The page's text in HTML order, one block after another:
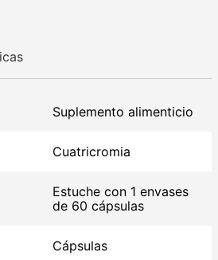
Suplemento alimenticio
Cuatricromia
Estuche con 1 envases
de 60 cápsulas
Cápsulas